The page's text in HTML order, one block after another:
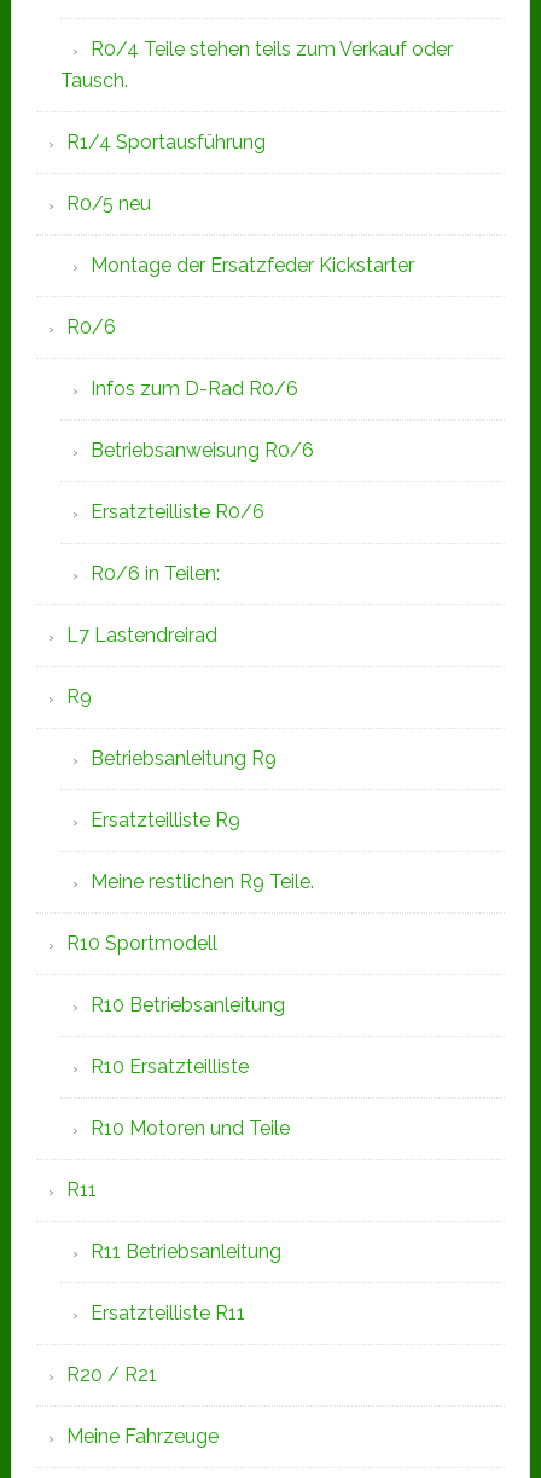
R0/4 Teile stehen teils zum Verkauf oder
Tausch.
R1/4 Sportausführung
R0/5 neu
Montage der Ersatzfeder Kickstarter
R0/6
Infos zum D-Rad R0/6
Betriebsanweisung R0/6
Ersatzteilliste R0/6
R0/6 in Teilen:
L7 Lastendreirad
R9
Betriebsanleitung R9
Ersatzteilliste R9
Meine restlichen R9 Teile.
R10 Sportmodell
R10 Betriebsanleitung
R10 Ersatzteilliste
R10 Motoren und Teile
R11
R11 Betriebsanleitung
Ersatzteilliste R11
R20 / R21
Meine Fahrzeuge